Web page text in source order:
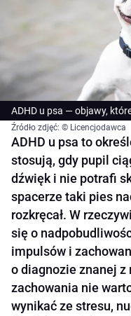
ADHD u psa — objawy,
Źródło zdjęć: © Licencjodawca
ADHD u psa to
stosują, gdy pupil
dźwięk i nie potrafi
spacerze taki pies
rozkręcał. W
się o
impulsów i
o diagnozie znanej
zachowania nie
wynikać ze stresu,